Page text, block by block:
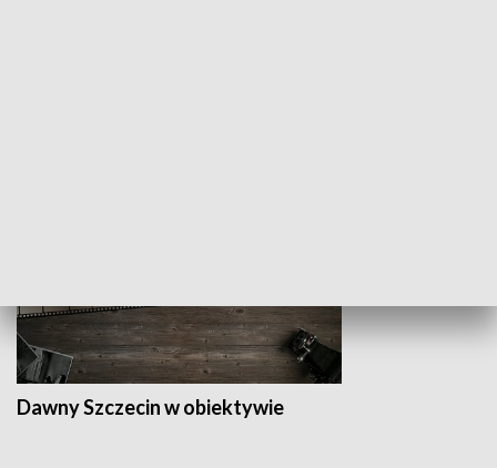
Dawny Szczecin w obiektywie